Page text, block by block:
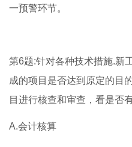
一预警环节。
第6题:针对各种技术措施.新
成的项目是否达到原定的目
目进行核查和审查，看是否
A.会计核算